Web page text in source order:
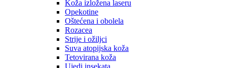
Koža izložena laseru
Opekotine
Oštećena i obolela
Rozacea
Strije i ožiljci
Suva atopijska koža
Tetovirana koža
Ujedi insekata